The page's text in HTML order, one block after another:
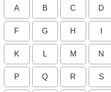
A B C D
F G H
K L M N
P Q R S